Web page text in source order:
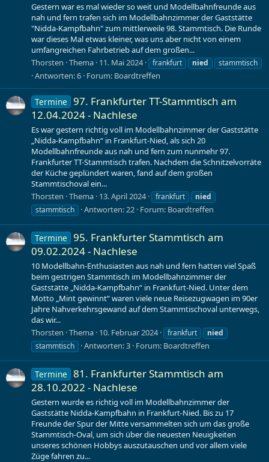
Gestern war es mal wieder so weit und Modellbahnfreunde aus
nah und fern trafen sich im Modellbahnzimmer der Gaststätte
"Nidda-Kampfbahn" zum mittlerweile 98. Stammtisch. Die Runde
war dieses Mal etwas kleiner, was uns aber nicht von einem
umfangreichen Fahrbetrieb auf dem großen...
Thorsten Thema 11. Mai 2024 frankfurt nied stammtisch
Antworten: 6 Forum: Boardtreffen
Termine 97. Frankfurter TT-Stammtisch am
12.04.2024 - Nachlese
Es war gestern richtig voll im Modellbahnzimmer der Gaststätte
„Nidda-Kampfbahn“ in Frankfurt-Nied, als sich 20
Modellbahnfreunde aus nah und fern zum nunmehr 97.
Frankfurter TT-Stammtisch trafen. Nachdem die Schnitzelvorräte
der Küche geplündert waren, fand auf dem großen
Stammtischoval ein...
Thorsten Thema 13. April 2024 frankfurt
nied
stammtisch
Antworten: 22 Forum: Boardtreffen
Termine 95. Frankfurter Stammtisch am
09.02.2024 - Nachlese
10 Modellbahn-Enthusiasten aus nah und fern hatten viel Spaß
beim gestrigen Stammtisch im Modellbahnzimmer der
Gaststätte „Nidda-Kampfbahn“ in Frankfurt-Nied. Unter dem
Motto „Mint gewinnt“ waren viele neue Reisezugwagen im 90er
Jahre Nahverkehrsgewand auf dem Stammtischoval unterwegs,
das wir...
Thorsten Thema 10. Februar 2024 frankfurt
nied
stammtisch
Antworten: 3 Forum: Boardtreffen
Termine 81. Frankfurter Stammtisch am
28.10.2022 - Nachlese
Gestern wurde es richtig voll im Modellbahnzimmer der
Gaststätte Nidda-Kampfbahn in Frankfurt-Nied. Bis zu 17
Freunde der Spur der Mitte versammelten sich um das große
Stammtisch-Oval, um sich über die neuesten Neuigkeiten
unseres schönen Hobbys auszutauschen und vor allem viele
Züge fahren zu...